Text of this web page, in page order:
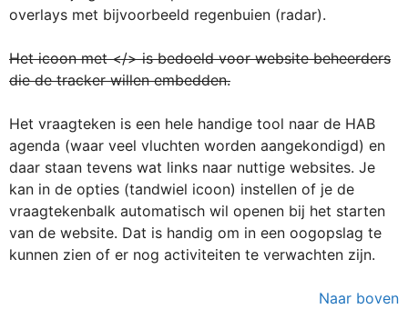
overlays met bijvoorbeeld regenbuien (radar).
Het icoon met </> is bedoeld voor website beheerders
die de tracker willen embedden.
Het vraagteken is een hele handige tool naar de HAB
agenda (waar veel vluchten worden aangekondigd) en
daar staan tevens wat links naar nuttige websites. Je
kan in de opties (tandwiel icoon) instellen of je de
vraagtekenbalk automatisch wil openen bij het starten
van de website. Dat is handig om in een oogopslag te
kunnen zien of er nog activiteiten te verwachten zijn.
Naar boven